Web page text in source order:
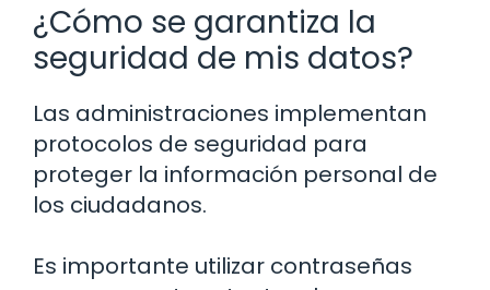
¿Cómo se garantiza la
seguridad de mis datos?
Las administraciones implementan
protocolos de seguridad para
proteger la información personal de
los ciudadanos.
Es importante utilizar contraseñas